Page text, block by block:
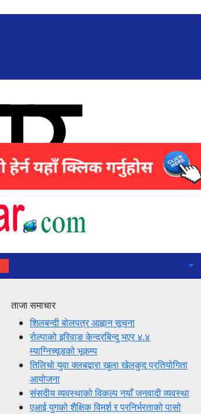
ताजा समाचार
शिलबन्दी बोलपत्र आह्वान सूचना
रोल्पाको इरिवाङ केन्द्रबिन्दु भएर ४.४
म्याग्निच्यूडको भूकम्प
तिलिचो युवा क्लबद्वारा खुला खेलकुद प्रतियोगिता
आयोजना
संसदीय व्यवस्थाको विकल्प नयाँ जनवादी व्यवस्था
एआई युगको शैक्षिक विमर्श र परनिर्भरताको पासो